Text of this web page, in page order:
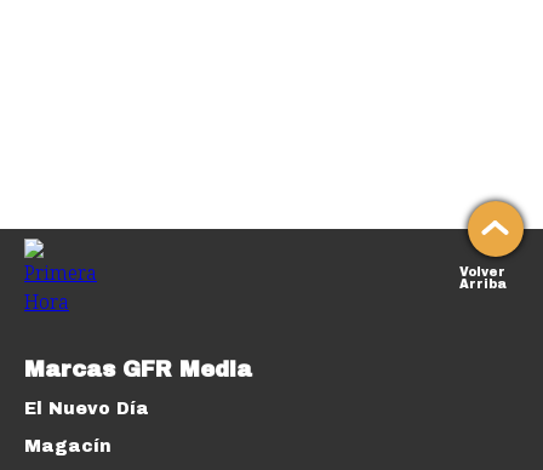
Volver
Arriba
Marcas GFR Media
El Nuevo Día
Magacín